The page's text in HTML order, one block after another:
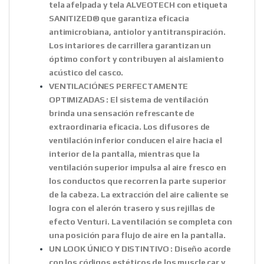
tela afelpada y tela ALVEOTECH con etiqueta
SANITIZED® que garantiza eficacia
antimicrobiana, antiolor y antitranspiración.
Los intariores de carrillera garantizan un
óptimo confort y contribuyen al aislamiento
acústico del casco.
VENTILACIÓNES PERFECTAMENTE
OPTIMIZADAS : El sistema de ventilación
brinda una sensación refrescante de
extraordinaria eficacia. Los difusores de
ventilación inferior conducen el aire hacia el
interior de la pantalla, mientras que la
ventilación superior impulsa al aire fresco en
los conductos que recorren la parte superior
de la cabeza. La extracción del aire caliente se
logra con el alerón trasero y sus rejillas de
efecto Venturi. La ventilación se completa con
una posición para flujo de aire en la pantalla.
UN LOOK ÚNICO Y DISTINTIVO : Diseño acorde